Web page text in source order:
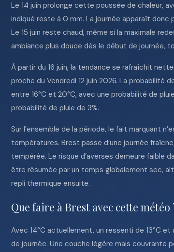
Le 14 juin prolonge cette poussée de chaleur,
indiqué reste à 0 mm. La journée apparaît donc
Le 15 juin reste chaud, même si la maximale
ambiance plus douce dès le début de journée,
À partir du 16 juin, la tendance se rafraîchit
proche du Vendredi 12 juin 2026. La probabilité
entre 16°C et 20°C, avec une probabilité de
probabilité de pluie de 3%.
Sur l’ensemble de la période, le fait marquant
températures. Brest passe d’une journée
tempérée. Le risque d’averses demeure faible
être résumée par un temps globalement sec,
repli thermique ensuite.
Que faire à Brest avec cette météo
Avec 14°C actuellement, un ressenti de 13°C
de journée. Une couche légère mais couvrante